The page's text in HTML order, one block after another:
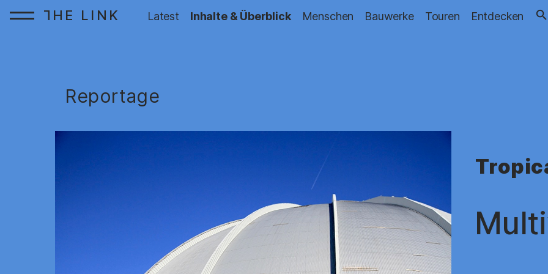
Zum Inhalt springen
T
HE LINK Startseite:
Latest Inhalte & Überblick Menschen Bauwerke Touren Entdecken
Reportage